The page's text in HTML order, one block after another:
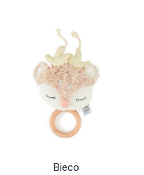
Bieco